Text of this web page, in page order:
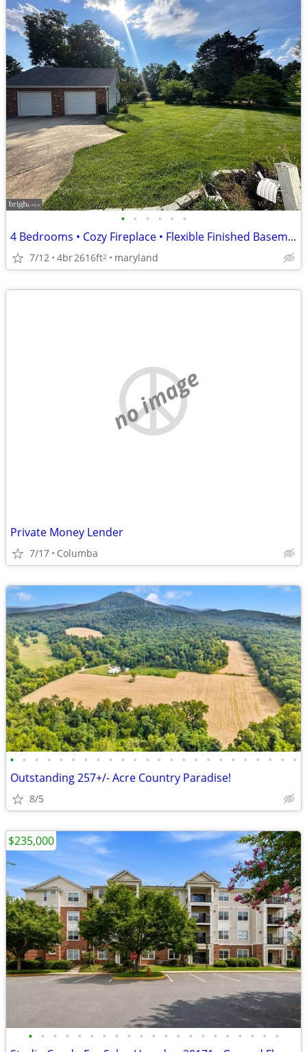
• • • • • •
4 Bedrooms • Cozy Fireplace • Flexible Finished Basement
7/12 4br2616ft2 maryland
no image
Private Money Lender
7/17 Columba
• • • • • • • • • • • • • • • • • • • • • • • •
Outstanding 257+/- Acre Country Paradise!
8/5
• • • • • • • • • • • • • • • • • • • • •
$235,000